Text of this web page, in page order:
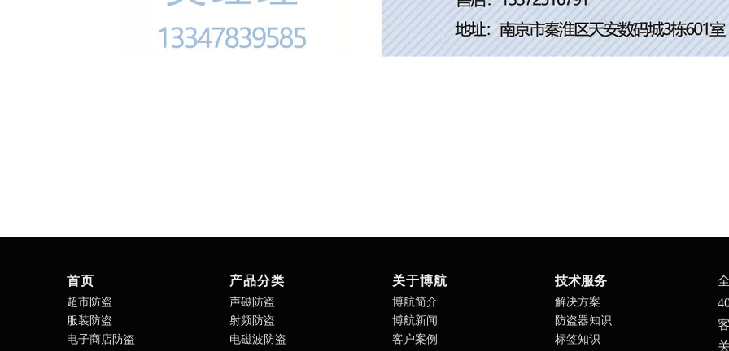
首页
超市防盗
服装防盗
电子商店防盗
产品分类
声磁防盗
射频防盗
电磁波防盗
关于博航
博航简介
博航新闻
客户案例
技术服务
解决方案
防盗器知识
标签知识